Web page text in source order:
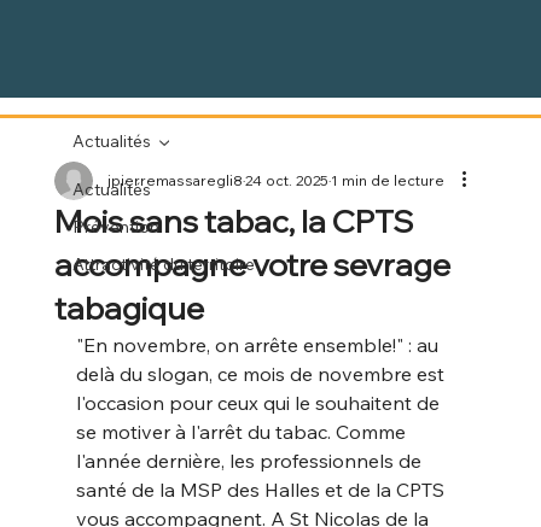
Actualités
Prévention
Attractivité du territoire
Actualités
Mois sans tabac, la CPTS
accompagne votre sevrage
tabagique
jpierremassaregli824 oct. 20251 min de lecture
"En novembre, on arrête ensemble!" : au
delà du slogan, ce mois de novembre est
l'occasion pour ceux qui le souhaitent de
se motiver à l'arrêt du tabac. Comme
l'année dernière, les professionnels de
santé de la MSP des Halles et de la CPTS
vous accompagnent. A St Nicolas de la